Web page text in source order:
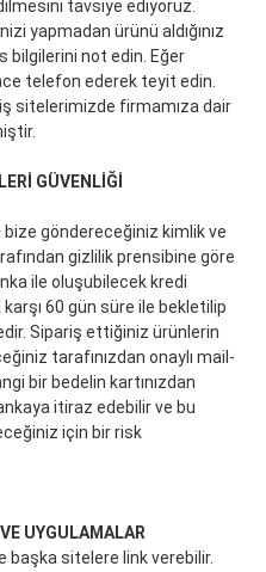
tavsiye ediyoruz.
yapmadan ürünü aldığınız
bilgilerini not edin. Eğer
telefon ederek teyit edin.
sitelerimizde firmamıza dair
GÜVENLİĞİ
göndereceğiniz kimlik ve
gizlilik prensibine göre
ile oluşubilecek kredi
60 gün süre ile bekletilip
Sipariş ettiğiniz ürünlerin
tarafınızdan onaylı mail-
bir bedelin kartınızdan
itiraz edebilir ve bu
için bir risk
UYGULAMALAR
başka sitelere link verebilir.